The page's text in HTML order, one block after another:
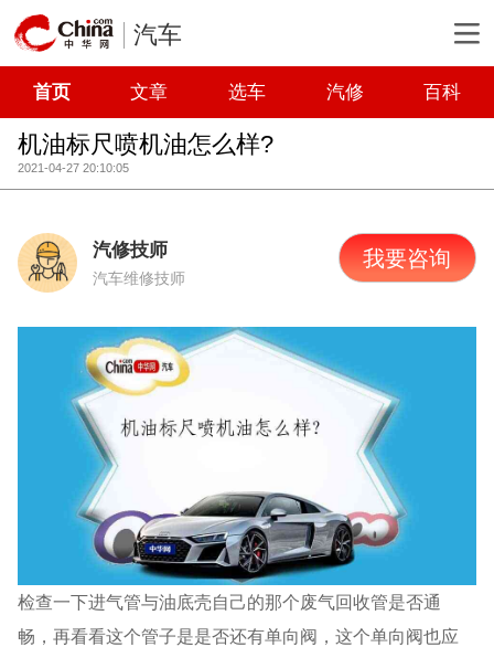
汽车
首页 文章 选车 汽修 百科
机油标尺喷机油怎么样?
2021-04-27 20:10:05
汽修技师
汽车维修技师
我要咨询
检查一下进气管与油底壳自己的那个废气回收管是否通
畅，再看看这个管子是是否还有单向阀，这个单向阀也应